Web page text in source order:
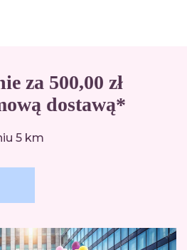
za 500,00 zł
dostawą*
5 km